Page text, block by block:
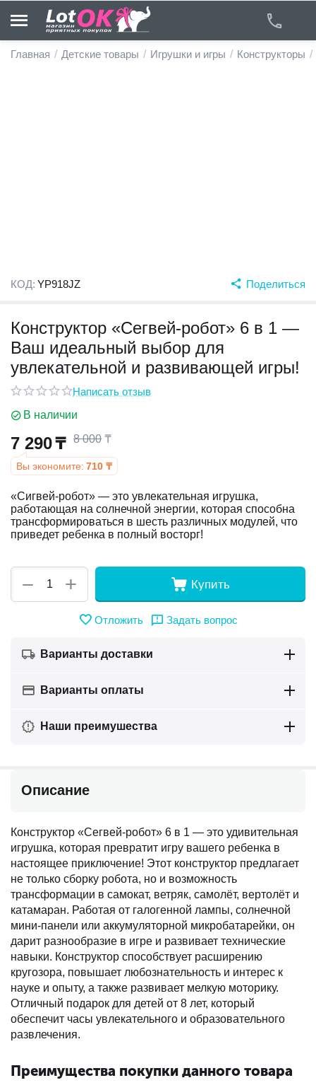
Главная / Детские товары / Игрушки и игры / Конструкторы /
КОД: YP918JZ Поделиться
Конструктор «Сегвей-робот» 6 в 1 —
Ваш идеальный выбор для
увлекательной и развивающей игры!
Написать отзыв
В наличии
7 290₸ 8 000 ₸
Вы экономите: 710 ₸
«Сигвей-робот» — это увлекательная игрушка,
работающая на солнечной энергии, которая способна
трансформироваться в шесть различных модулей, что
приведет ребенка в полный восторг!
+
− Купить
Отложить Задать вопрос
Варианты доставки
Варианты оплаты
Наши преимушества
Описание
Конструктор «Сегвей-робот» 6 в 1 — это удивительная
игрушка, которая превратит игру вашего ребенка в
настоящее приключение! Этот конструктор предлагает
не только сборку робота, но и возможность
трансформации в самокат, ветряк, самолёт, вертолёт и
катамаран. Работая от галогенной лампы, солнечной
мини-панели или аккумуляторной микробатарейки, он
дарит разнообразие в игре и развивает технические
навыки. Конструктор способствует расширению
кругозора, повышает любознательность и интерес к
науке и опыту, а также развивает мелкую моторику.
Отличный подарок для детей от 8 лет, который
обеспечит часы увлекательного и образовательного
развлечения.
Преимущества покупки данного товара